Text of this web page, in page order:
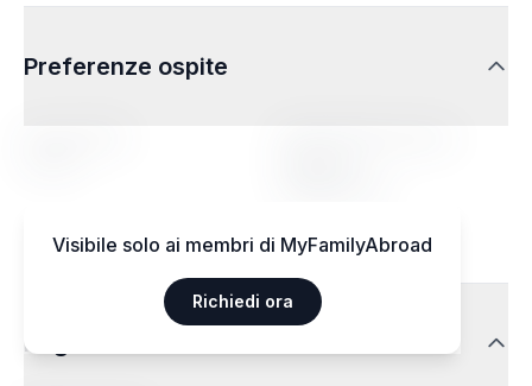
Preferenze ospite
Visibile solo ai membri di MyFamilyAbroad
Richiedi ora
Regimi alimentari